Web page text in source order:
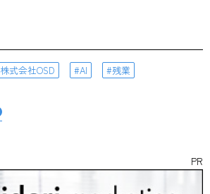
株式会社OSD AI 残業
PR